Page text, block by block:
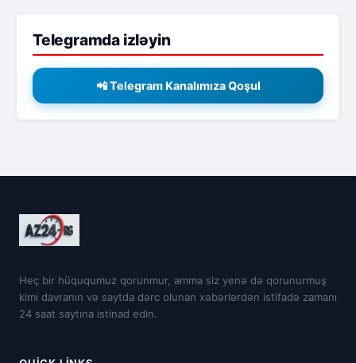
Telegramda izləyin
📲 Telegram Kanalımıza Qoşul
Heç bir hüququmuz qorunmur, amma siz yenə də qorunurmuş
kimi davranın və saytda dərc olunan xəbərlərdən istifadə zamanı
24 saat saytına istinad edin.